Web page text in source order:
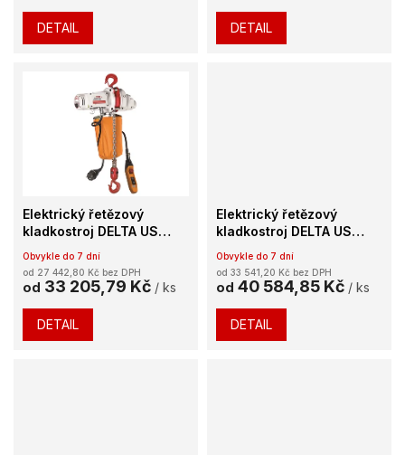
DETAIL DETAIL
Elektrický řetězový
kladkostroj DELTA US
Obvykle do 7 dní
od 27 442,80 Kč bez DPH
od 33 205,79 Kč / ks
DETAIL
Elektrický řetězový
kladkostroj DELTA US
Obvykle do 7 dní
od 33 541,20 Kč bez DPH
od 40 584,85 Kč / ks
DETAIL